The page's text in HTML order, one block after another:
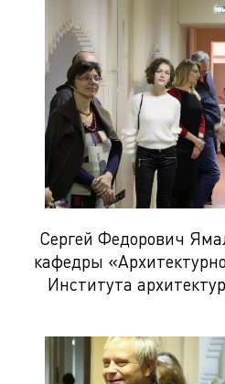
Сергей Федорович
кафедры
Института